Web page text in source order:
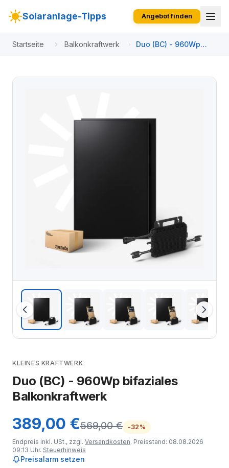
Solaranlage-Tipps Angebot finden
Startseite Balkonkraftwerk
Duo (BC) - 960Wp
bifaziales
KLEINES KRAFTWERK
Duo (BC) - 960Wp bifaziales
Balkonkraftwerk
389,00 €569,00 €
-32%
Endpreis inkl. USt., zzgl. Versandkosten. Preisstand: 08.08.2026
09:13 Uhr. Steuerhinweis
Preisalarm setzen